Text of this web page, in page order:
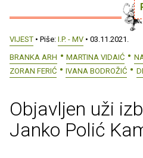
VIJEST • Piše: I.P. - MV • 03.11.2021.
BRANKA ARH
MARTINA VIDAIĆ
ZORAN FERIĆ
IVANA BODROŽIĆ
Objavljen uži
Janko Polić